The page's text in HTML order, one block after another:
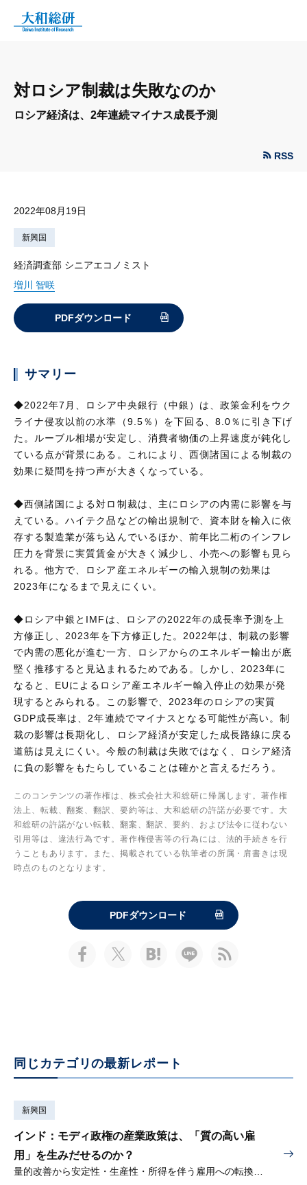
対ロシア制裁は失敗なのか
ロシア経済は、2年連続マイナス成長予測
RSS
2022年08月19日
新興国
経済調査部 シニアエコノミスト
増川 智咲
PDFダウンロード
サマリー
◆2022年7月、ロシア中央銀行（中銀）は、政策金利をウク
ライナ侵攻以前の水準（9.5％）を下回る、8.0％に引き下げ
た。ルーブル相場が安定し、消費者物価の上昇速度が鈍化し
ている点が背景にある。これにより、西側諸国による制裁の
効果に疑問を持つ声が大きくなっている。
◆西側諸国による対ロ制裁は、主にロシアの内需に影響を与
えている。ハイテク品などの輸出規制で、資本財を輸入に依
存する製造業が落ち込んでいるほか、前年比二桁のインフレ
圧力を背景に実質賃金が大きく減少し、小売への影響も見ら
れる。他方で、ロシア産エネルギーの輸入規制の効果は
2023年になるまで見えにくい。
◆ロシア中銀とIMFは、ロシアの2022年の成長率予測を上
方修正し、2023年を下方修正した。2022年は、制裁の影響
で内需の悪化が進む一方、ロシアからのエネルギー輸出が底
堅く推移すると見込まれるためである。しかし、2023年に
なると、EUによるロシア産エネルギー輸入停止の効果が発
現するとみられる。この影響で、2023年のロシアの実質
GDP成長率は、2年連続でマイナスとなる可能性が高い。制
裁の影響は長期化し、ロシア経済が安定した成長路線に戻る
道筋は見えにくい。今般の制裁は失敗ではなく、ロシア経済
に負の影響をもたらしていることは確かと言えるだろう。
このコンテンツの著作権は、株式会社大和総研に帰属します。著作権
法上、転載、翻案、翻訳、要約等は、大和総研の許諾が必要です。大
和総研の許諾がない転載、翻案、翻訳、要約、および法令に従わない
引用等は、違法行為です。著作権侵害等の行為には、法的手続きを行
うこともあります。また、掲載されている執筆者の所属・肩書きは現
時点のものとなります。
PDFダウンロード
同じカテゴリの最新レポート
新興国
インド：モディ政権の産業政策は、「質の高い雇
用」を生みだせるのか？